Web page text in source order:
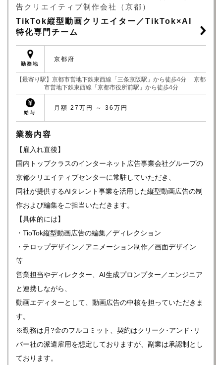
告クリエイティブ制作会社（京都）
TikTok縦型動画クリエイター／TikTok×AI
特化専門チーム
勤務地
京都府
【最寄り駅】京都市営地下鉄東西線「三条京阪駅」から徒歩4分 京都
市営地下鉄東西線「京都市役所前駅」から徒歩4分
給与
月額 27万円 ～ 36万円
業務内容
【雇入れ直後】
国内トップクラスのインターネット広告事業会社グループの
京都クリエイティブセンターに常駐していただき、
同社が提供するAIタレント事業を活用した縦型動画広告の制
作および編集をご担当いただきます。
【具体的には】
・TioTok縦型動画広告の編集／ディレクション
・テロップデザイン／アニメーション制作／画面デザイン
等
営業担当やディレクター、AI生成プロンプター／エンジニア
と連携しながら、
動画エディターとして、動画広告の中核を担っていただきま
す。
※勤務は月?金のフルコミット、契約はクリーク･アンド･リ
バー社の派遣雇用を想定しておりますが、副業は承認制とし
ております。